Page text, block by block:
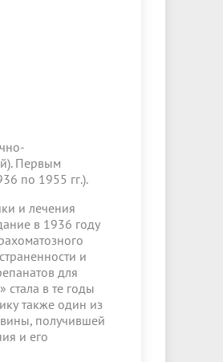
Первым
по 1955 гг.).
и лечения
в 1936 году
и
для
в те годы
также один из
получившей
и его